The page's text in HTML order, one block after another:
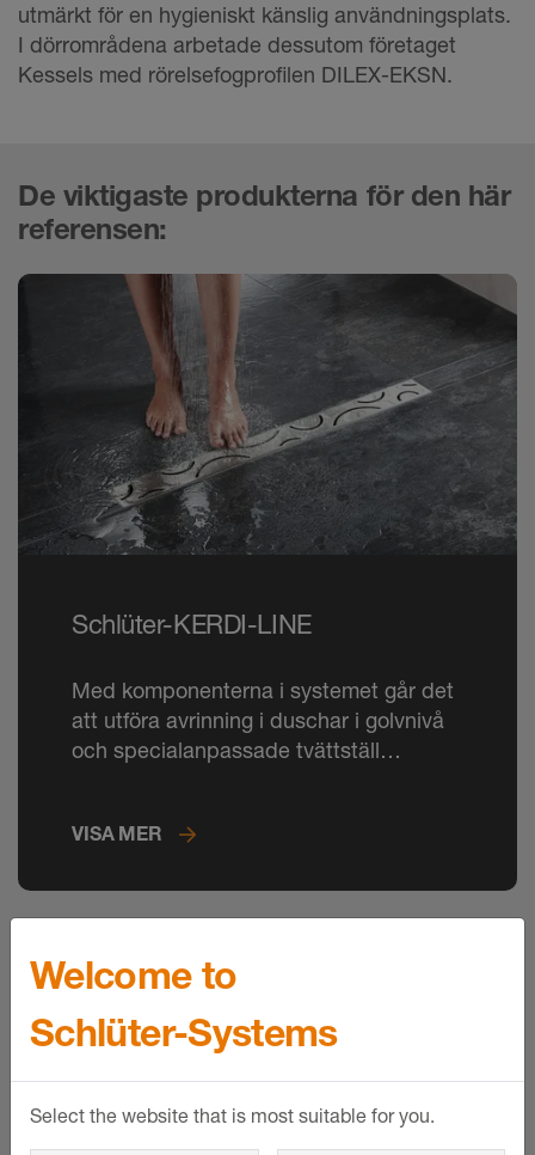
utmärkt för en hygieniskt känslig användningsplats.
I dörrområdena arbetade dessutom företaget
Kessels med rörelsefogprofilen DILEX-EKSN.
De viktigaste produkterna för den här
referensen:
Schlüter-KERDI-LINE
Med komponenterna i systemet går det
att utföra avrinning i duschar i golvnivå
och specialanpassade tvättställ
VISA MER
Welcome to
Schlüter-Systems
Select the website that is most suitable for you.